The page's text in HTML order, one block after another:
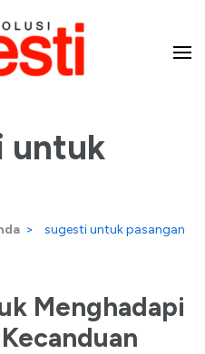
untuk
> sugesti untuk pasangan
Menghadapi